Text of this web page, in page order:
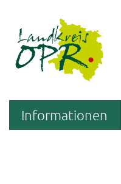
Informationen